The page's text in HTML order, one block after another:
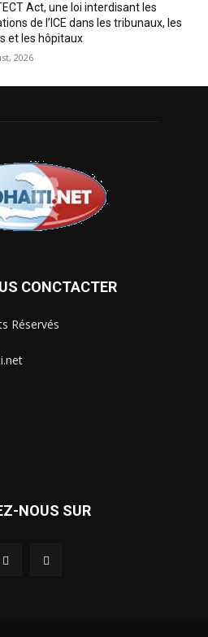
Act, une loi interdisant les
de l’ICE dans les tribunaux, les
et les hôpitaux
2026
CONCTACTER
Réservés
NOUS SUR